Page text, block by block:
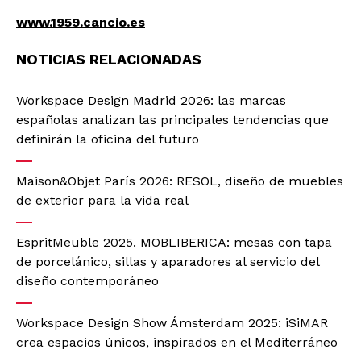
NOTICIAS RELACIONADAS
Workspace Design Madrid 2026: las marcas
españolas analizan las principales tendencias que
definirán la oficina del futuro
Maison&Objet París 2026: RESOL, diseño de muebles
de exterior para la vida real
EspritMeuble 2025. MOBLIBERICA: mesas con tapa
de porcelánico, sillas y aparadores al servicio del
diseño contemporáneo
Workspace Design Show Ámsterdam 2025: iSiMAR
crea espacios únicos, inspirados en el Mediterráneo
www.1959.cancio.es